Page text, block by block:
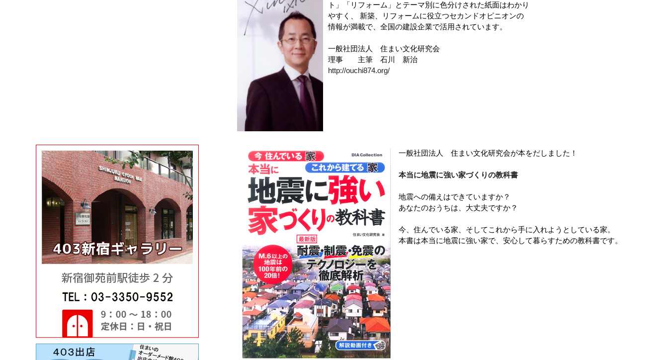
ト」「リフォーム」とテーマ別に色分けされた紙面はわかり
やすく、 新築、リフォームに役立つセカンドオピニオンの
情報が満載で、全国の建設企業で活用されています。
一般社団法人 住まい文化研究会
理事 主筆 石川 新治
http://ouchi874.org/
一般社団法人 住まい文化研究会が本をだしました！
本当に地震に強い家づくりの教科書
地震への備えはできていますか？
あなたのおうちは、大丈夫ですか？
今、住んでいる家、そしてこれから手に入れようとしている家。
本書は本当に地震に強い家で、安心して暮らすための教科書です。